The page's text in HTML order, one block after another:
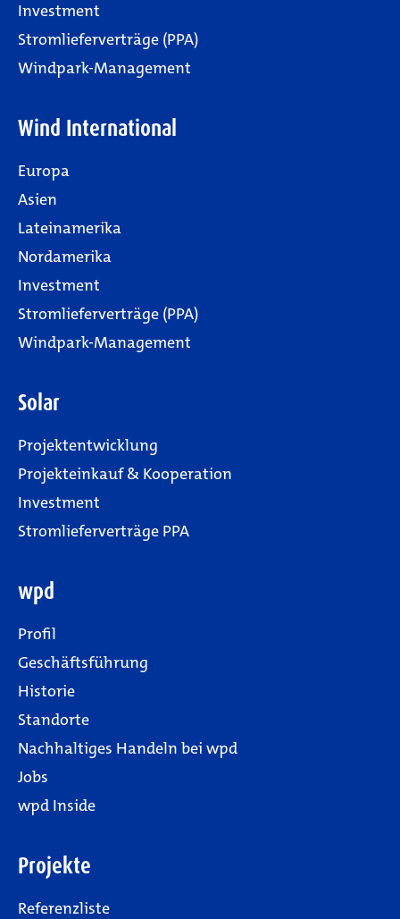
Investment
Stromlieferverträge (PPA)
Windpark-Management
Wind International
Europa
Asien
Lateinamerika
Nordamerika
Investment
Stromlieferverträge (PPA)
Windpark-Management
Solar
Projektentwicklung
Projekteinkauf & Kooperation
Investment
Stromlieferverträge PPA
wpd
Profil
Geschäftsführung
Historie
Standorte
Nachhaltiges Handeln bei wpd
Jobs
wpd Inside
Projekte
Referenzliste